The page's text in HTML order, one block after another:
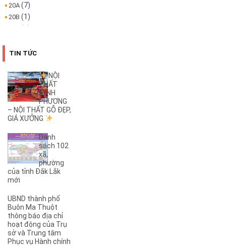
20A (7)
20B (1)
25B(4)
26B(1)
27B(2)
2KC(1)
30/4(29)
32(1)
32A(1)
3A(1)
3B(3)
3KC (1)
4A(1)
5A(1)
5KC(3)
6A(1)
6B (1)
TIN TỨC
NỘI
THẤT
MINH
PHƯƠNG
– NỘI THẤT GỖ ĐẸP,
GIÁ XƯỞNG
Danh
sách 102
xã,
phường
của tỉnh Đắk Lắk
mới
UBND thành phố
Buôn Ma Thuột
thông báo địa chỉ
hoạt động của Trụ
sở và Trung tâm
Phục vụ Hành chính